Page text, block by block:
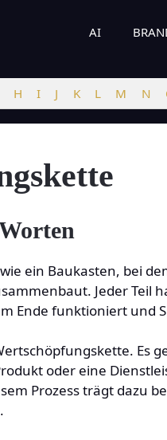
AI
H I J K L M N
ein Baukasten, bei
Jeder Teil
Ende funktioniert und
Es
oder eine
Prozess trägt dazu